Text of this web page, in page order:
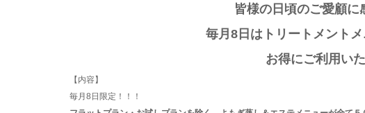
皆様の日頃のご愛顧に
毎月8日はトリートメント
お得にご利用い
【内容】
毎月8日限定！！！